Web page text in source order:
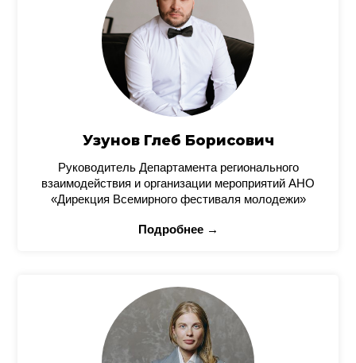
Узунов Глеб Борисович
Руководитель Департамента регионального
взаимодействия и организации мероприятий АНО
«Дирекция Всемирного фестиваля молодежи»
Подробнее →